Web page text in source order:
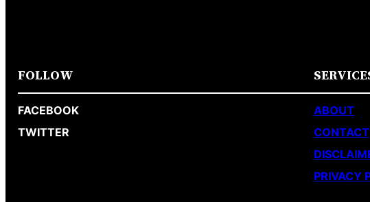
FOLLOW
FACEBOOK
TWITTER
ABOUT
CONTACT
PRIVACY